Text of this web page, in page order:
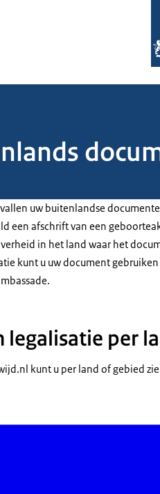
uw buitenlandse
een afschrift van een
in het land waar het
kunt u uw document
legalisatie per
kunt u per land of gebied